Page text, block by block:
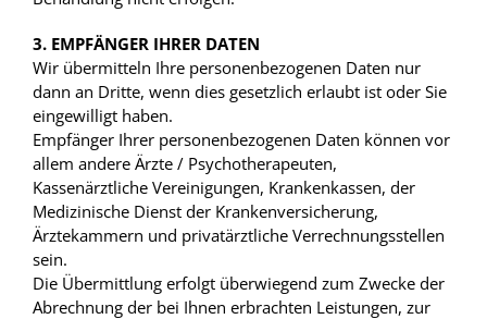
3. EMPFÄNGER IHRER DATEN
Wir übermitteln Ihre personenbezogenen Daten nur
dann an Dritte, wenn dies gesetzlich erlaubt ist oder Sie
eingewilligt haben.
Empfänger Ihrer personenbezogenen Daten können vor
allem andere Ärzte / Psychotherapeuten,
Kassenärztliche Vereinigungen, Krankenkassen, der
Medizinische Dienst der Krankenversicherung,
Ärztekammern und privatärztliche Verrechnungsstellen
sein.
Die Übermittlung erfolgt überwiegend zum Zwecke der
Abrechnung der bei Ihnen erbrachten Leistungen, zur